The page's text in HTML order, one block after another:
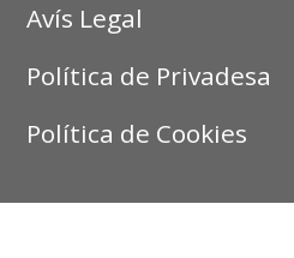
Avís Legal
Política de Privadesa
Política de Cookies